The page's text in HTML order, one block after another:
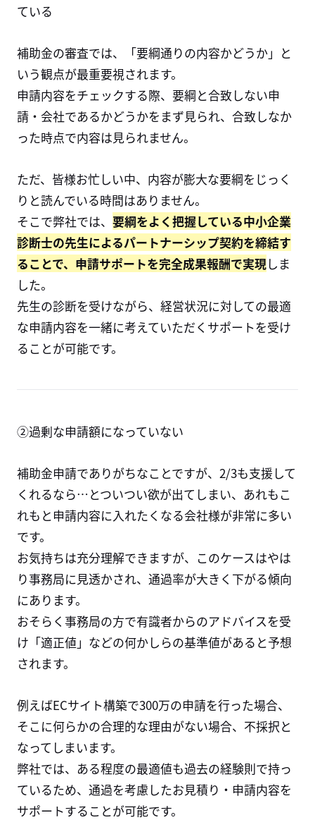
ている
補助金の審査では、「要綱通りの内容かどうか」と
いう観点が最重要視されます。
申請内容をチェックする際、要綱と合致しない申
請・会社であるかどうかをまず見られ、合致しなか
った時点で内容は見られません。
ただ、皆様お忙しい中、内容が膨大な要綱をじっく
りと読んでいる時間はありません。
そこで弊社では、 要綱をよく把握している中小企業
診断士の先生によるパートナーシップ契約を締結す
ることで、申請サポートを完全成果報酬で実現しま
した。
先生の診断を受けながら、経営状況に対しての最適
な申請内容を一緒に考えていただくサポートを受け
ることが可能です。
②過剰な申請額になっていない
補助金申請でありがちなことですが、2/3も支援して
くれるなら…とついつい欲が出てしまい、あれもこ
れもと申請内容に入れたくなる会社様が非常に多い
です。
お気持ちは充分理解できますが、このケースはやは
り事務局に見透かされ、通過率が大きく下がる傾向
にあります。
おそらく事務局の方で有識者からのアドバイスを受
け「適正値」などの何かしらの基準値があると予想
されます。
例えばECサイト構築で300万の申請を行った場合、
そこに何らかの合理的な理由がない場合、不採択と
なってしまいます。
弊社では、ある程度の最適値も過去の経験則で持っ
ているため、通過を考慮したお見積り・申請内容を
サポートすることが可能です。